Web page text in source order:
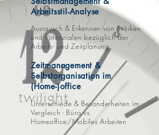
Arbeitsstil-Analyse
Austausch & Erkennen von Stärken
und Potenzialen bezüglich der
Arbeits- und Zeitplanung
Zeitmanagement &
Selbstorganisation im
(Home-)office
Unterschiede & Besonderheiten im
Vergleich - Büro vs.
Homeoffice/Mobiles Arbeiten